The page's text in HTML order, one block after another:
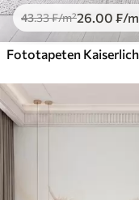
43.33₣/m²26.00 ₣/